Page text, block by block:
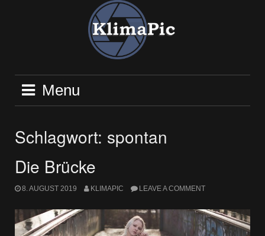
Menu
Schlagwort: spontan
Die Brücke
8. AUGUST 2019 KLIMAPIC LEAVE A COMMENT